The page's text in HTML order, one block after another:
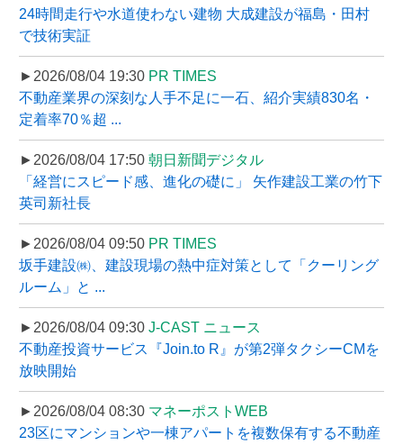
24時間走行や水道使わない建物 大成建設が福島・田村
で技術実証
►2026/08/04 19:30 PR TIMES
不動産業界の深刻な人手不足に一石、紹介実績830名・
定着率70％超 ...
►2026/08/04 17:50 朝日新聞デジタル
「経営にスピード感、進化の礎に」 矢作建設工業の竹下
英司新社長
►2026/08/04 09:50 PR TIMES
坂手建設㈱、建設現場の熱中症対策として「クーリング
ルーム」と ...
►2026/08/04 09:30 J-CAST ニュース
不動産投資サービス『Join.to R』が第2弾タクシーCMを
放映開始
►2026/08/04 08:30 マネーポストWEB
23区にマンションや一棟アパートを複数保有する不動産